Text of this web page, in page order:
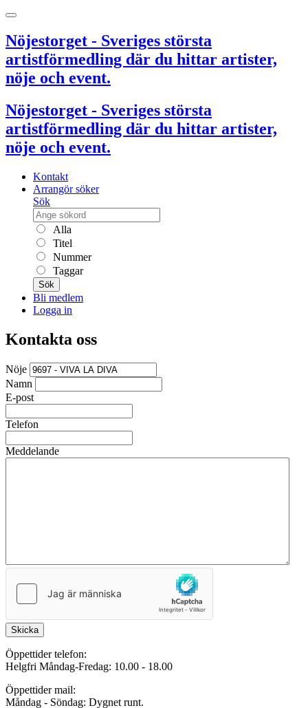
Nöjestorget - Sveriges största
artistförmedling där du hittar artister,
nöje och event.
Nöjestorget - Sveriges största
artistförmedling där du hittar artister,
nöje och event.
Kontakt
Arrangör söker
Sök
Alla
Titel
Nummer
Taggar
Sök
Bli medlem
Logga in
Kontakta oss
Nöje
Namn
E-post
Telefon
Meddelande
Skicka
Öppettider telefon:
Helgfri Måndag-Fredag: 10.00 - 18.00
Öppettider mail:
Måndag - Söndag: Dygnet runt.